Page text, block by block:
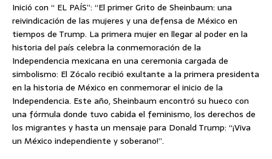
Inició con “ EL PAÍS”: “El primer Grito de Sheinbaum: una
reivindicación de las mujeres y una defensa de México en
tiempos de Trump. La primera mujer en llegar al poder en la
historia del país celebra la conmemoración de la
Independencia mexicana en una ceremonia cargada de
simbolismo: El Zócalo recibió exultante a la primera presidenta
en la historia de México en conmemorar el inicio de la
Independencia. Este año, Sheinbaum encontró su hueco con
una fórmula donde tuvo cabida el feminismo, los derechos de
los migrantes y hasta un mensaje para Donald Trump: “¡Viva
un México independiente y soberano!”.